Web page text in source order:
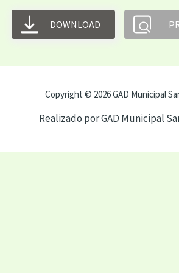
DOWNLOAD
Copyright © 2026 GAD Municipal
Realizado por GAD Municipal